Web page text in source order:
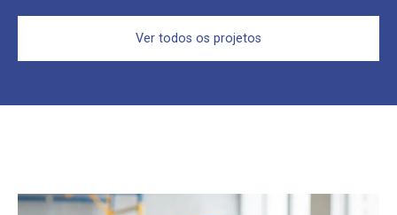
Ver todos os projetos